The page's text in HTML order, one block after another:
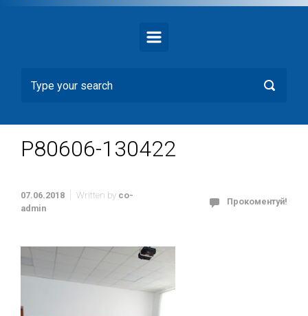
P80606-130422
07.06.2018 Written by co-
admin
Прокоментуй!